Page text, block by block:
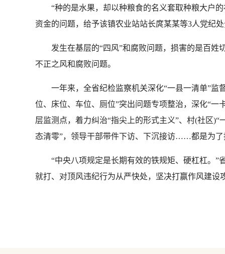
“种的是水果，却以种粮食的名义套取种粮大户的
资金的问题，给予该镇农业站站长庹某某等3人党纪
发生在基层的“四风”和腐败问题，损害的是百姓
不正之风和腐败问题。
一年来，全省纪检监察机关深化“一县一清单”监督
位、床位、车位、厕位”突出问题专项整治，深化“一
层监测点，着力纠治“指尖上的形式主义”、村(社区
态清零”，领导干部带件下访、下沉接访……都是为
“中央八项规定是长期有效的铁规矩、硬杠杠。”
就打、对顶风违纪行为从严快处，坚决打赢作风建设